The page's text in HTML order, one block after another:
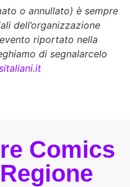
o annullato) è sempre
dell’organizzazione
riportato nella
di segnalarcelo
Comics